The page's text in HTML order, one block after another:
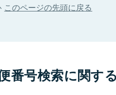
このページの先頭に戻る
番号検索に関す